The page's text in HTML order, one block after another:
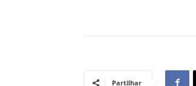
Partilhar